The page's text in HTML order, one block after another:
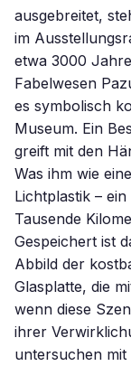
ausgebreitet,
im
etwa 3000
Fabelwesen
es symbolisch
Museum. Ein
greift mit den
Was ihm wie
Lichtplastik –
Tausende
Gespeichert ist
Abbild der
Glasplatte, die
wenn diese
ihrer
untersuchen